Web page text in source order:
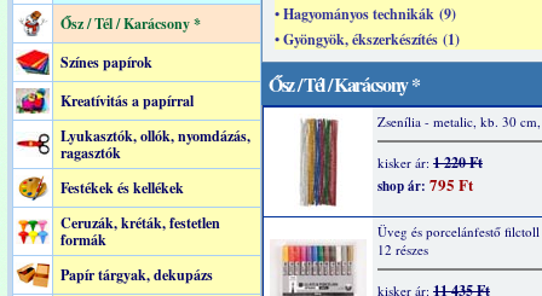
Ősz / Tél / Karácsony *
Színes papírok
Kreatívitás a papírral
Lyukasztók, ollók, nyomdázás,
ragasztók
Festékek és kellékek
Ceruzák, kréták, festetlen
formák
Papír tárgyak, dekupázs
• Hagyományos technikák (9)
• Gyöngyök, ékszerkészítés (1)
Ősz / Tél / Karácsony *
Zsenília - metalic, kb. 30
kisker ár: 1 220 Ft
shop ár: 795 Ft
Üveg és porcelánfestő filctoll
12 részes
kisker ár: 11 435 Ft